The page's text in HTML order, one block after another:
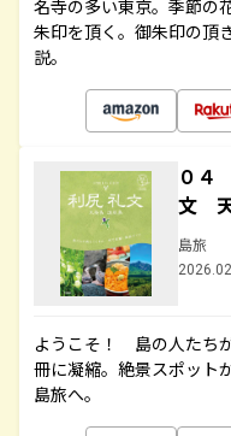
名寺の多い東京。季節の
朱印を頂く。御朱印の頂
説。
０
文
島旅
ようこそ！ 島の人たち
冊に凝縮。絶景スポット
島旅へ。